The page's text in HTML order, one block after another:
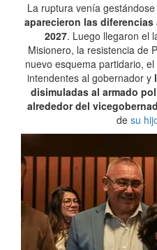
La ruptura venía
aparecieron las
2027. Luego llegaron el
Misionero, la resistencia de
nuevo esquema partidario,
intendentes al gobernador y
disimuladas al armado
alrededor del
de su